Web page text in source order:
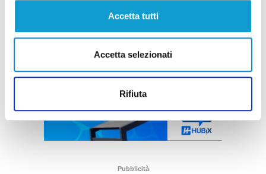
Accetta tutti
Accetta selezionati
Rifiuta
Pubblicità